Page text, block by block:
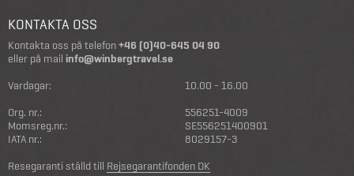
KONTAKTA OSS
Kontakta oss på telefon+46 (0)40-645 04 90
eller på mail info@winbergtravel.se
Vardagar:
10.00 - 16.00
Org. nr.:
556251-4009
Momsreg.nr.:
SE556251400901
IATA nr.:
8029157-3
Resegaranti ställd till Rejsegarantifonden DK